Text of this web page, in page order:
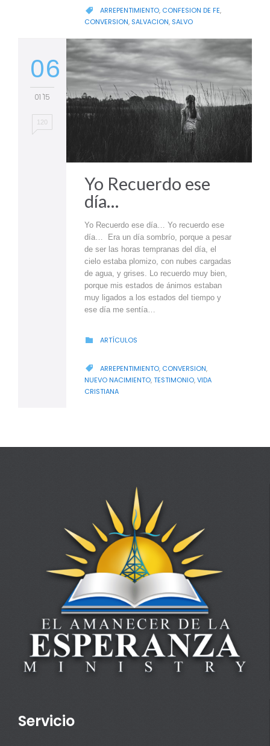
 CATEGORY
ARREPENTIMIENTO, CONFESION DE FE,
CONVERSION, SALVACION, SALVO
06
01 '15
120
Yo Recuerdo ese
día…
Yo Recuerdo ese día… Yo recuerdo ese
día… Era un día sombrío, porque a pesar
de ser las horas tempranas del día, el
cielo estaba plomizo, con nubes cargadas
de agua, y grises. Lo recuerdo muy bien,
porque mis estados de ánimos estaban
muy ligados a los estados del tiempo y
ese día me sentía…
 CATEGORY
ARTÍCULOS
 CATEGORY
ARREPENTIMIENTO, CONVERSION,
NUEVO NACIMIENTO,TESTIMONIO,VIDA
CRISTIANA
Servicio